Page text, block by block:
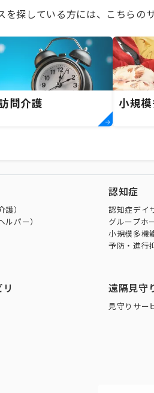
を探している方には、こちらの
問介護 小規
護）
ルパー）
認知症
認知症デイ
グループホ
小規模多機
予防・進行
遠隔見守
見守りサー